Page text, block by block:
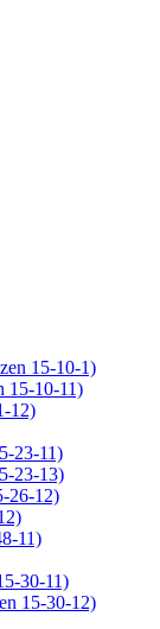
15-10-1)
15-10-11)
12)
23-11)
23-13)
26-12)
11)
30-11)
15-30-12)